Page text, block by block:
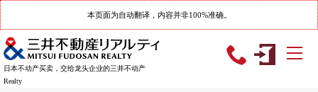
本页面为自动翻译，内容并非100%准确。
日本不动产买卖，交给龙头企业的三井不动产
Realty